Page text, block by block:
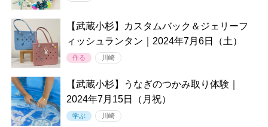
【武蔵小杉】カスタムバック＆ジェリーフ
ィッシュランタン｜2024年7月6日（土）
作る 川崎
【武蔵小杉】うなぎのつかみ取り体験｜
2024年7月15日（月祝）
学ぶ 川崎